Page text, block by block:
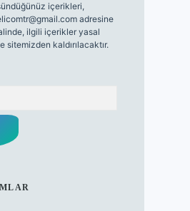
içerikleri,
adresine
ilgili içerikler yasal
sitemizden kaldırılacaktır.